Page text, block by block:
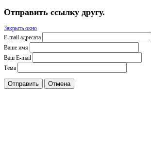
Отправить ссылку другу.
Закрыть окно
E-mail адресата
Ваше имя
Ваш E-mail
Тема
Отправить Отмена